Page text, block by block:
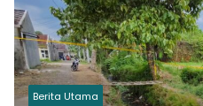
Berita Utama